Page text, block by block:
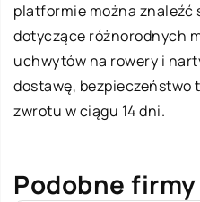
platformie można znaleźć
dotyczące różnorodnych
uchwytów na rowery i
dostawę, bezpieczeństwo
zwrotu w ciągu 14 dni.
Podobne firmy